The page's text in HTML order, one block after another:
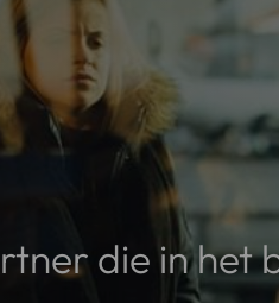
die in het